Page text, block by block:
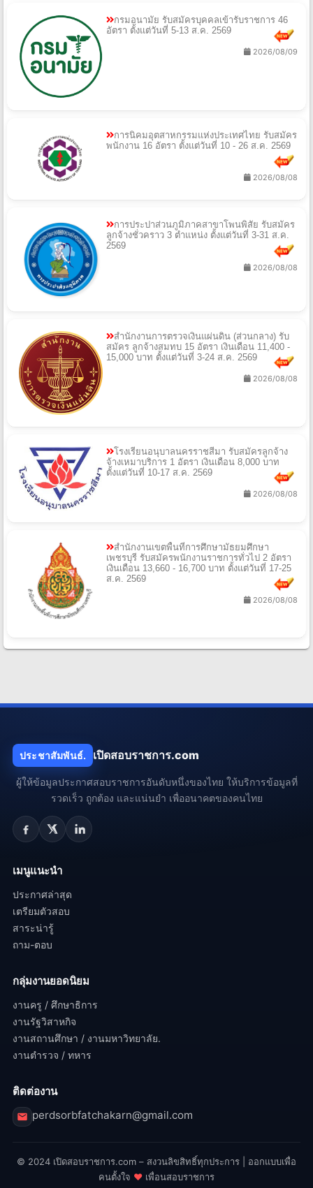
กรมอนามัย รับสมัครบุคคลเข้ารับราชการ 46
อัตรา ตั้งแต่วันที่ 5-13 ส.ค. 2569
2026/08/09
การนิคมอุตสาหกรรมแห่งประเทศไทย รับสมัคร
พนักงาน 16 อัตรา ตั้งแต่วันที่ 10 - 26 ส.ค. 2569
2026/08/08
การประปาส่วนภูมิภาคสาขาโพนพิสัย รับสมัคร
ลูกจ้างชั่วคราว 3 ตำแหน่ง ตั้งแต่วันที่ 3-31 ส.ค.
2569
2026/08/08
สำนักงานการตรวจเงินแผ่นดิน (ส่วนกลาง) รับ
สมัคร ลูกจ้างสมทบ 15 อัตรา เงินเดือน 11,400 -
15,000 บาท ตั้งแต่วันที่ 3-24 ส.ค. 2569
2026/08/08
โรงเรียนอนุบาลนครราชสีมา รับสมัครลูกจ้าง
จ้างเหมาบริการ 1 อัตรา เงินเดือน 8,000 บาท
ตั้งแต่วันที่ 10-17 ส.ค. 2569
2026/08/08
สำนักงานเขตพื้นที่การศึกษามัธยมศึกษา
เพชรบุรี รับสมัครพนักงานราชการทั่วไป 2 อัตรา
เงินเดือน 13,660 - 16,700 บาท ตั้งแต่วันที่ 17-25
ส.ค. 2569
2026/08/08
ประชาสัมพันธ์. เปิดสอบราชการ.com
ผู้ให้ข้อมูลประกาศสอบราชการอันดับหนึ่งของไทย ให้บริการข้อมูลที่
รวดเร็ว ถูกต้อง และแน่นยำ เพื่ออนาคตของคนไทย
เมนูแนะนำ
ประกาศล่าสุด
เตรียมตัวสอบ
สาระน่ารู้
ถาม-ตอบ
กลุ่มงานยอดนิยม
งานครู / ศึกษาธิการ
งานรัฐวิสาหกิจ
งานสถานศึกษา / งานมหาวิทยาลัย.
งานตำรวจ / ทหาร
ติดต่องาน
perdsorbfatchakarn@gmail.com
© 2024 เปิดสอบราชการ.com – สงวนลิขสิทธิ์ทุกประการ | ออกแบบเพื่อ
คนตั้งใจ ♥ เพื่อนสอบราชการ